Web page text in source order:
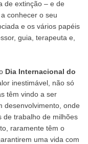
de extinção – e de
conhecer o seu
e os vários papéis
guia, terapeuta e,
Dia Internacional do
inestimável, não só
têm vindo a ser
desenvolvimento, onde
de trabalho de milhões
raramente têm o
uma vida com